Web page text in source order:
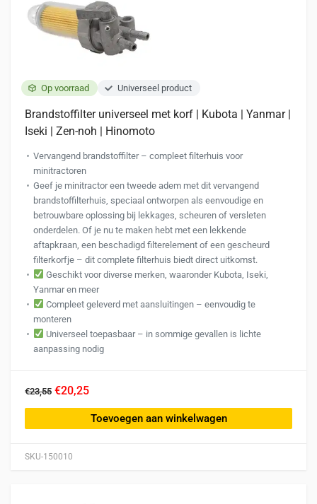
op
productpagina
Op voorraad Universeel product
SKU-150010
Brandstoffilter universeel met korf | Kubota | Yanmar |
Iseki | Zen-noh | Hinomoto
Vervangend brandstoffilter – compleet filterhuis voor
minitractoren
Geef je minitractor een tweede adem met dit vervangend
brandstoffilterhuis, speciaal ontworpen als eenvoudige en
betrouwbare oplossing bij lekkages, scheuren of versleten
onderdelen. Of je nu te maken hebt met een lekkende
aftapkraan, een beschadigd filterelement of een gescheurd
filterkorfje – dit complete filterhuis biedt direct uitkomst.
Geschikt voor diverse merken, waaronder Kubota, Iseki,
Yanmar en meer
Compleet geleverd met aansluitingen – eenvoudig te
monteren
Universeel toepasbaar – in sommige gevallen is lichte
aanpassing nodig
€23,55 €20,25
Toevoegen aan winkelwagen